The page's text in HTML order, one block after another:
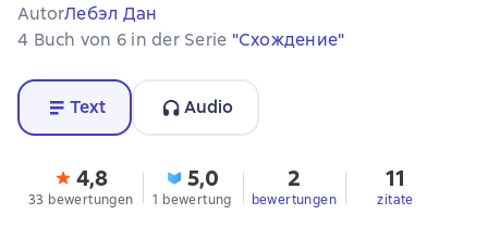
AutorЛебэл Дан
4 Buch von 6 in der Serie "Схождение"
Text Audio
4,8
33 bewertungen
5,0
1 bewertung
2
bewertungen
11
zitate